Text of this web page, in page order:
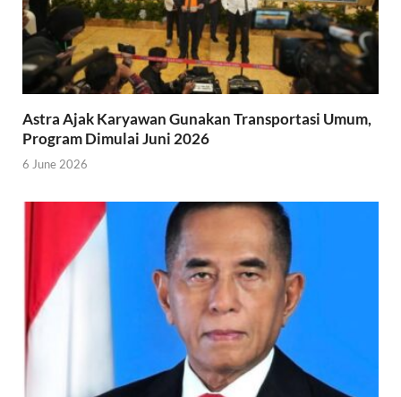
Astra Ajak Karyawan Gunakan Transportasi Umum,
Program Dimulai Juni 2026
6 June 2026